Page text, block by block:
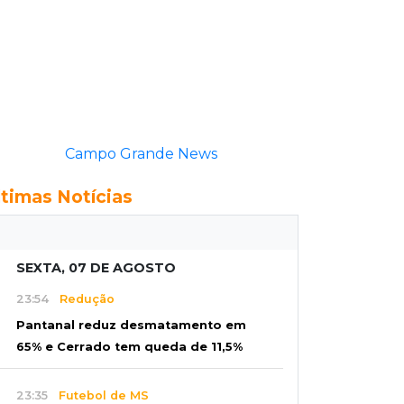
Campo Grande News
Notícias
SEXTA, 07 DE AGOSTO
23:54 Redução
Pantanal reduz desmatamento em
65% e Cerrado tem queda de 11,5%
23:35 Futebol de MS